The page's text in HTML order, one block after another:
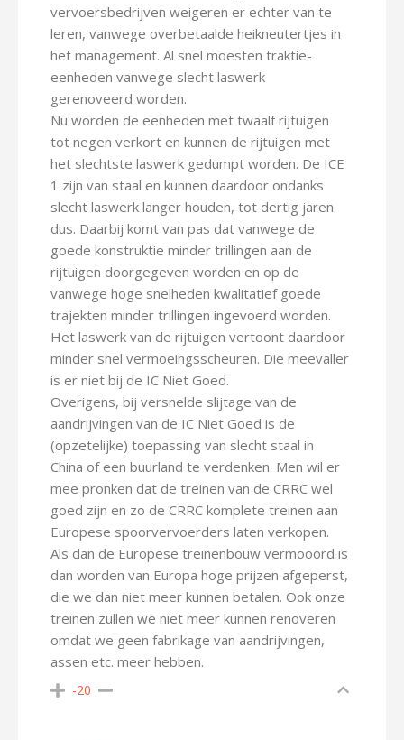
vervoersbedrijven weigeren er echter van te
leren, vanwege overbetaalde heikneutertjes in
het management. Al snel moesten traktie-
eenheden vanwege slecht laswerk
gerenoveerd worden.
Nu worden de eenheden met twaalf rijtuigen
tot negen verkort en kunnen de rijtuigen met
het slechtste laswerk gedumpt worden. De ICE
1 zijn van staal en kunnen daardoor ondanks
slecht laswerk langer houden, tot dertig jaren
dus. Daarbij komt van pas dat vanwege de
goede konstruktie minder trillingen aan de
rijtuigen doorgegeven worden en op de
vanwege hoge snelheden kwalitatief goede
trajekten minder trillingen ingevoerd worden.
Het laswerk van de rijtuigen vertoont daardoor
minder snel vermoeingsscheuren. Die meevaller
is er niet bij de IC Niet Goed.
Overigens, bij versnelde slijtage van de
aandrijvingen van de IC Niet Goed is de
(opzetelijke) toepassing van slecht staal in
China of een buurland te verdenken. Men wil er
mee pronken dat de treinen van de CRRC wel
goed zijn en zo de CRRC komplete treinen aan
Europese spoorvervoerders laten verkopen.
Als dan de Europese treinenbouw vermooord is
dan worden van Europa hoge prijzen afgeperst,
die we dan niet meer kunnen betalen. Ook onze
treinen zullen we niet meer kunnen renoveren
omdat we geen fabrikage van aandrijvingen,
assen etc. meer hebben.
-20